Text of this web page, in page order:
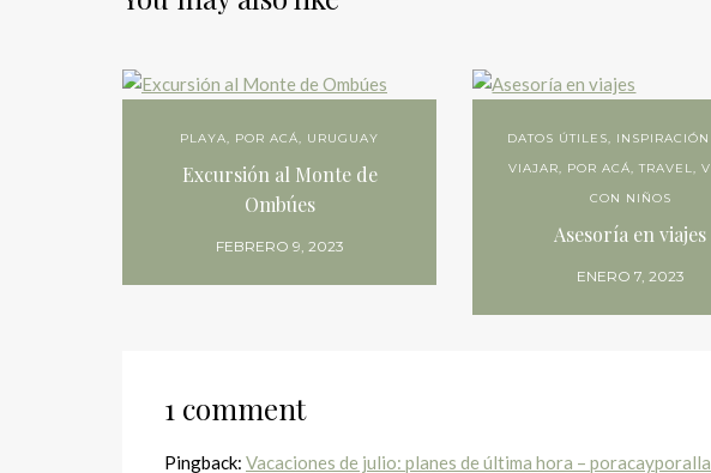
PLAYA, POR ACÁ, URUGUAY
Excursión al Monte de
Ombúes
FEBRERO 9, 2023
DATOS ÚTILES,
VIAJAR, POR ACÁ,TRAVEL,
CON NIÑOS
Asesoría en viajes
ENERO 7, 2023
1 comment
Pingback: Vacaciones de julio: planes de última hora – poracayporalla